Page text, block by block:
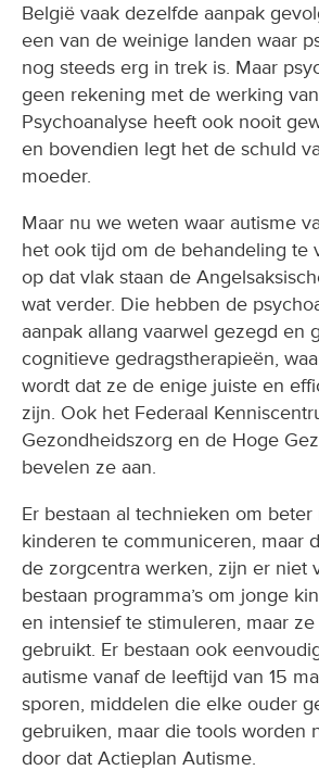
België vaak dezelfde aanpak
een van de weinige landen waar
nog steeds erg in trek is. Maar
geen rekening met de werking
Psychoanalyse heeft ook nooit
en bovendien legt het de schuld
moeder.
Maar nu we weten waar autisme
het ook tijd om de behandeling te
op dat vlak staan de
wat verder. Die hebben de
aanpak allang vaarwel gezegd en
cognitieve gedragstherapieën,
wordt dat ze de enige juiste en
zijn. Ook het Federaal
Gezondheidszorg en de Hoge
bevelen ze aan.
Er bestaan al technieken om
kinderen te communiceren, maar
de zorgcentra werken, zijn er niet
bestaan programma’s om jonge
en intensief te stimuleren, maar
gebruikt. Er bestaan ook
autisme vanaf de leeftijd van 15
sporen, middelen die elke ouder
gebruiken, maar die tools worden
door dat Actieplan Autisme.